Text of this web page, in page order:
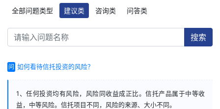
全部问题类型 建议类 咨询类 问答类
搜索
如何看待信托投资的风险？
1、任何投资均有风险，风险同收益成正比。信托产品属于中等收
益，中等风险。信托项目不同，风险的来源、大小不同。